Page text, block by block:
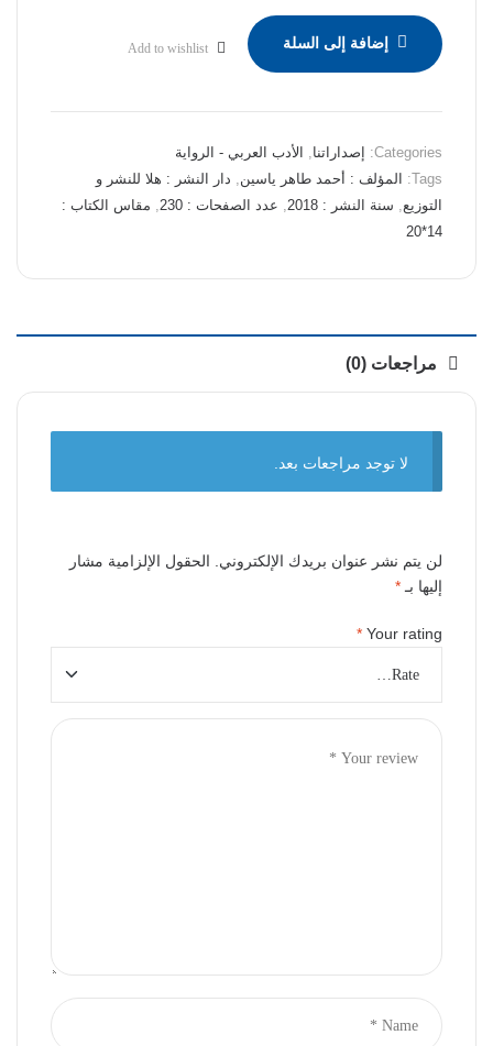
إضافة إلى السلة Add to wishlist
Categories: إصداراتنا,
الأدب العربي - الرواية
Tags:
المؤلف : أحمد طاهر ياسين, دار النشر : هلا للنشر و
التوزيع, سنة النشر : 2018 , عدد الصفحات : 230 , مقاس الكتاب :
14*20
مراجعات (0)
لا توجد مراجعات بعد.
لن يتم نشر عنوان بريدك الإلكتروني.
الحقول الإلزامية مشار
إليها بـ *
Your rating
*